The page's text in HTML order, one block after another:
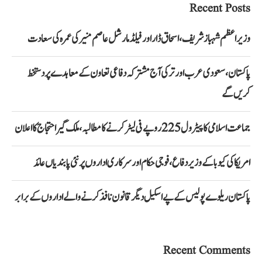
Recent Posts
وزیراعظم شہباز شریف، اسحاق ڈار اور فیلڈ مارشل عاصم منیر کی عمرہ کی سعادت
پاکستان، سعودی عرب اور ترکی آج مشترکہ دفاعی تعاون کے معاہدے پر دستخط
کریں گے
جماعت اسلامی کا پیٹرول 225 روپے فی لیٹر کرنے کا مطالبہ، ملک گیر احتجاج کا اعلان
امریکا کی کیوبا کے وزیر دفاع، فوجی حکام اور سرکاری اداروں پر نئی پابندیاں عائد
پاکستان ریلوے پولیس کے پے اسکیل دیگر قانون نافذ کرنے والے اداروں کے برابر
Recent Comments